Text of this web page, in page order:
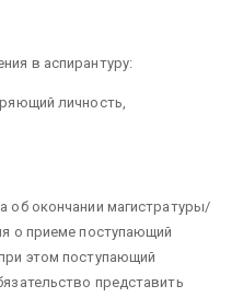
в аспирантуру:
личность,
об окончании магистратуры/
о приеме поступающий
этом поступающий
представить